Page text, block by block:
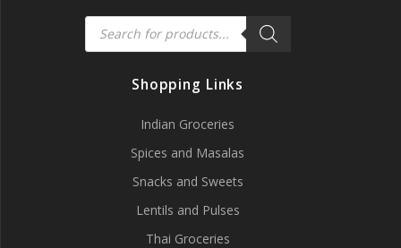
Products
search
Shopping Links
Indian Groceries
Spices and Masalas
Snacks and Sweets
Lentils and Pulses
Thai Groceries